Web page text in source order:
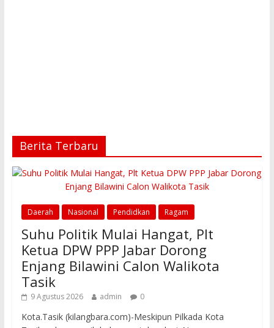
Berita Terbaru
Daerah Nasional Pendidkan Ragam
Suhu Politik Mulai Hangat, Plt
Ketua DPW PPP Jabar Dorong
Enjang Bilawini Calon Walikota
Tasik
9 Agustus 2026 admin 0
Kota.Tasik (kilangbara.com)-Meskipun Pilkada Kota